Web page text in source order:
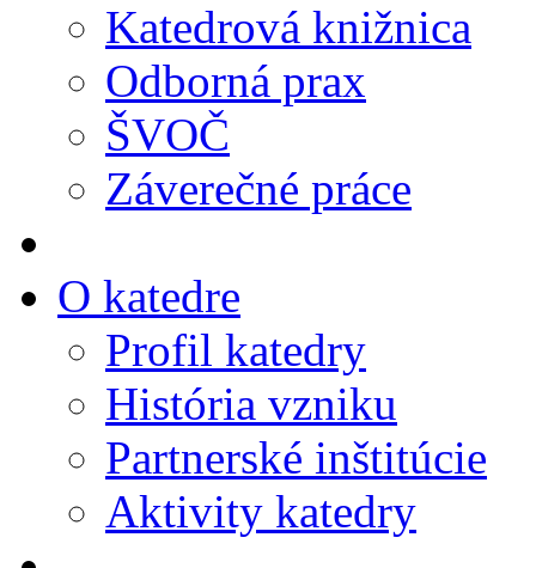
Katedrová knižnica
Odborná prax
ŠVOČ
Záverečné práce
O katedre
Profil katedry
História vzniku
Partnerské inštitúcie
Aktivity katedry